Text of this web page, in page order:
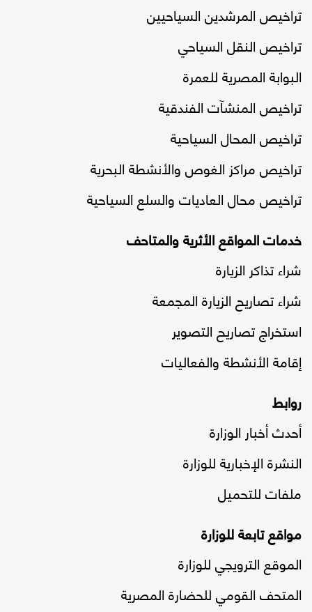
تراخيص المرشدين السياحيين
تراخيص النقل السياحي
البوابة المصرية للعمرة
تراخيص المنشآت الفندقية
تراخيص المحال السياحية
تراخيص مراكز الغوص والأنشطة البحرية
تراخيص محال العاديات والسلع السياحية
خدمات المواقع الأثرية والمتاحف
شراء تذاكر الزيارة
شراء تصاريح الزيارة المجمعة
استخراج تصاريح التصوير
إقامة الأنشطة والفعاليات
روابط
أحدث أخبار الوزارة
النشرة الإخبارية للوزارة
ملفات للتحميل
مواقع تابعة للوزارة
الموقع الترويجي للوزارة
المتحف القومي للحضارة المصرية